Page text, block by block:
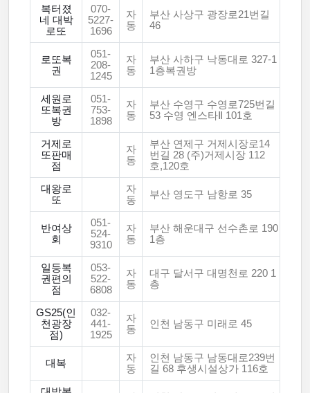
복터졌
네 대박
로또
070-
5227-
1696
자
동
부산 사상구 광장로21번길
46
로또복
권
051-
208-
1245
자
동
부산 사하구 낙동대로 327-1
1층복권방
세원로
또복권
방
051-
753-
1898
자
동
부산 수영구 수영로725번길
53 수영 엔스타Ⅱ 101호
거제로
또판매
점
자
동
부산 연제구 거제시장로14
번길 28 (주)거제시장 112
호,120호
대왕로
또
자
동
부산 영도구 남항로 35
반여상
회
051-
524-
9310
자
동
부산 해운대구 선수촌로 190
1층
일등복
권편의
점
053-
522-
6808
자
동
대구 달서구 대명천로 220 1
층
GS25(인
천광장
점)
032-
441-
1925
자
동
인천 남동구 미래로 45
대복
자
동
인천 남동구 남동대로239번
길 68 후생시설상가 116호